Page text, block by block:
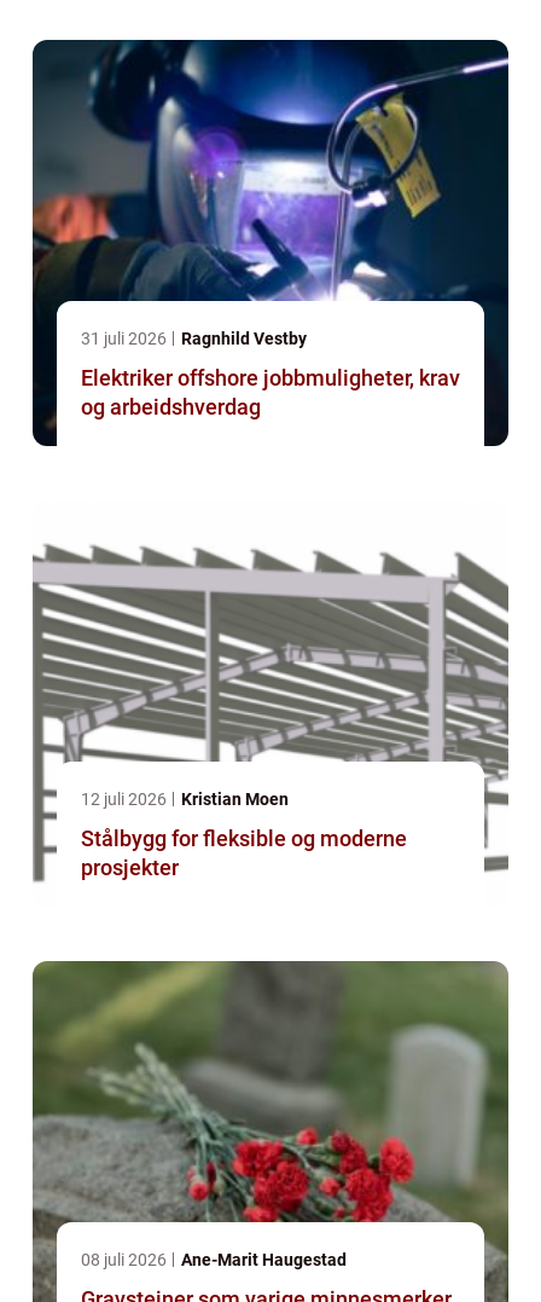
31 juli 2026 Ragnhild Vestby
Elektriker offshore jobbmuligheter, krav
og arbeidshverdag
12 juli 2026 Kristian Moen
Stålbygg for fleksible og moderne
prosjekter
08 juli 2026 Ane-Marit Haugestad